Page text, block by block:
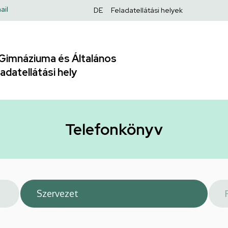
Felső
DE Feladatellátási helyek
és Általános
hely
Telefonkönyv